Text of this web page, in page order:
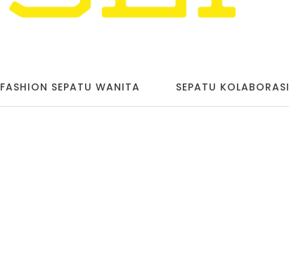
FASHION SEPATU WANITA SEPATU KOLABORASI